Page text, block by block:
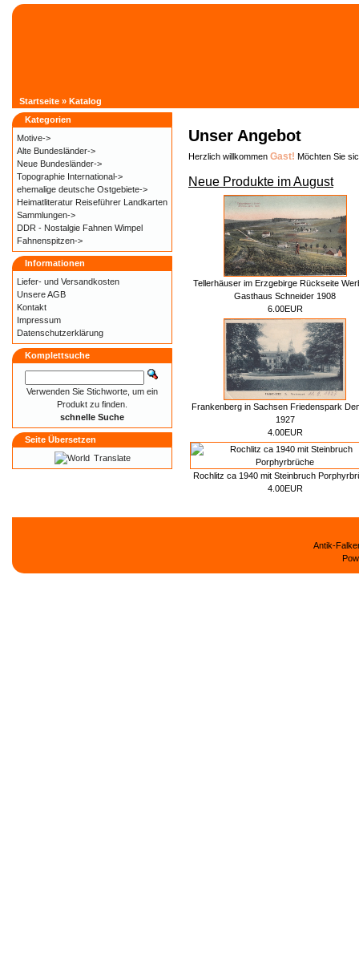
Startseite » Katalog
Unser Angebot
Herzlich willkommen Gast! Möchten Sie
Neue Produkte im August
Tellerhäuser im Erzgebirge Rückseite
Gasthaus Schneider 1908
6.00EUR
Frankenberg in Sachsen Friedenspark
1927
4.00EUR
Rochlitz ca 1940 mit Steinbruch
4.00EUR
Kategorien
Motive->
Alte Bundesländer->
Neue Bundesländer->
Topographie International->
ehemalige deutsche Ostgebiete->
Heimatliteratur Reiseführer Landkarten
Sammlungen->
DDR - Nostalgie Fahnen Wimpel
Fahnenspitzen->
Informationen
Liefer- und Versandkosten
Unsere AGB
Kontakt
Impressum
Datenschutzerklärung
Komplettsuche
Verwenden Sie Stichworte, um ein
Produkt zu finden.
schnelle Suche
Seite Übersetzen
Translate
Antik-